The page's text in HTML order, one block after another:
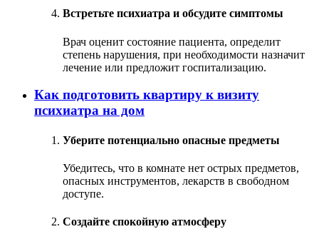
Встретьте психиатра и обсудите симптомы
Врач оценит состояние пациента, определит
степень нарушения, при необходимости назначит
лечение или предложит госпитализацию.
Как подготовить квартиру к визиту
психиатра на дом
Уберите потенциально опасные предметы
Убедитесь, что в комнате нет острых предметов,
опасных инструментов, лекарств в свободном
доступе.
Создайте спокойную атмосферу